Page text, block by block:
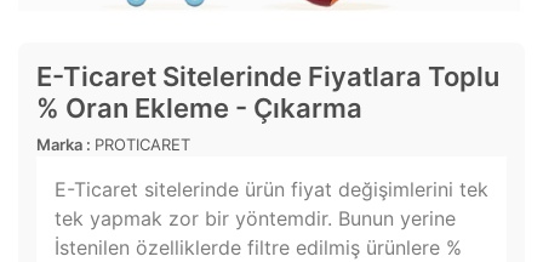
E-Ticaret Sitelerinde Fiyatlara Toplu
% Oran Ekleme - Çıkarma
Marka : PROTICARET
E-Ticaret sitelerinde ürün fiyat değişimlerini tek
tek yapmak zor bir yöntemdir. Bunun yerine
İstenilen özelliklerde filtre edilmiş ürünlere %